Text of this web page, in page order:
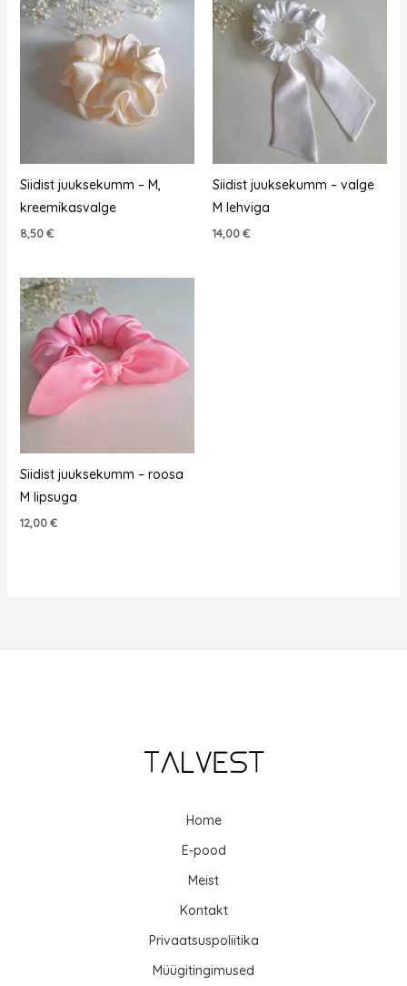
Siidist juuksekumm – M,
kreemikasvalge
8,50€
Siidist juuksekumm – valge
M lehviga
14,00€
Siidist juuksekumm – roosa
M lipsuga
12,00€
Home
E-pood
Meist
Kontakt
Privaatsuspoliitika
Müügitingimused